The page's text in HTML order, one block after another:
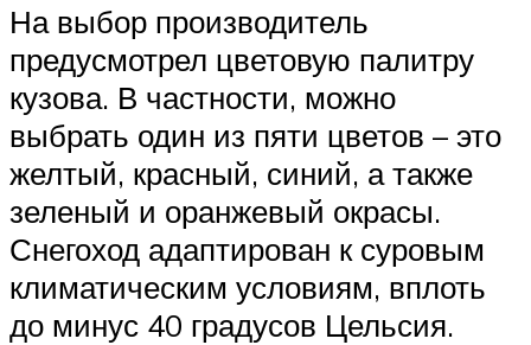
На выбор производитель
предусмотрел цветовую палитру
кузова. В частности, можно
выбрать один из пяти цветов – это
желтый, красный, синий, а также
зеленый и оранжевый окрасы.
Снегоход адаптирован к суровым
климатическим условиям, вплоть
до минус 40 градусов Цельсия.